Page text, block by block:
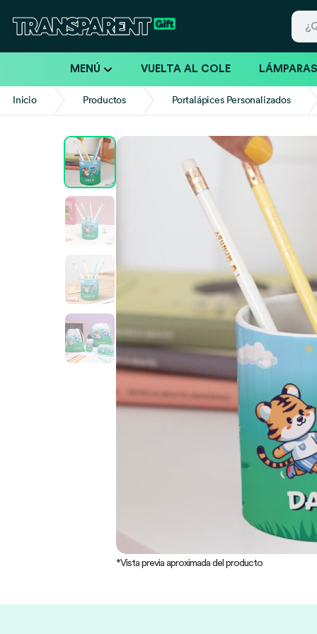
MENÚ VUELTA AL COLE LÁMPARAS
Inicio Productos Portalápices Personalizados
*Vista previa aproximada del producto